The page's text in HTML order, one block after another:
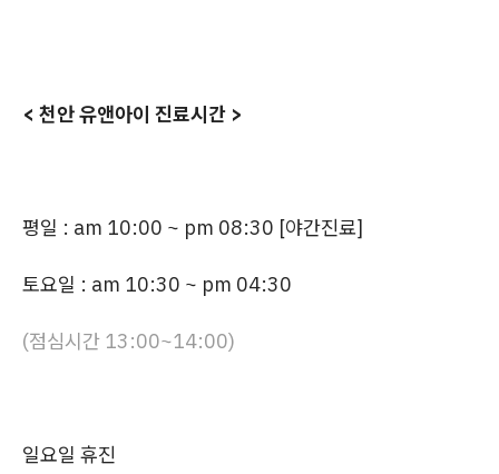
< 천안 유앤아이 진료시간 >
평일 : am 10:00 ~ pm 08:30 [야간진료]
토요일 : am 10:30 ~ pm 04:30
(점심시간 13:00~14:00)
일요일 휴진